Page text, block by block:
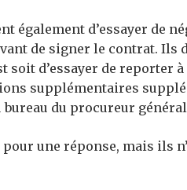
également d’essayer de
de signer le contrat. Ils
soit d’essayer de reporter
supplémentaires
du procureur
pour une réponse, mais ils